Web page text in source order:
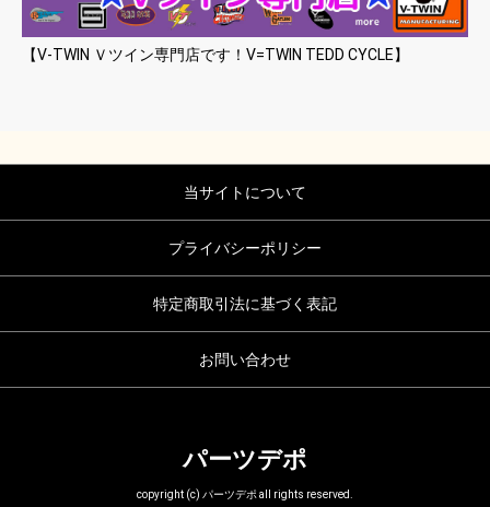
【V-TWIN Ｖツイン専門店です！V=TWIN TEDD CYCLE】
当サイトについて
プライバシーポリシー
特定商取引法に基づく表記
お問い合わせ
パーツデポ
copyright (c) パーツデポ all rights reserved.